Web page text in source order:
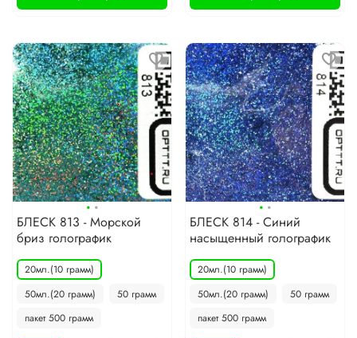
··
БЛЕСК 813 - Морской
бриз голографик
20мл.(10 грамм)
50мл.(20 грамм)
50 грамм
пакет 500 грамм
··
БЛЕСК 814 - Синий
насыщенный голографик
20мл.(10 грамм)
50мл.(20 грамм)
50 грамм
пакет 500 грамм